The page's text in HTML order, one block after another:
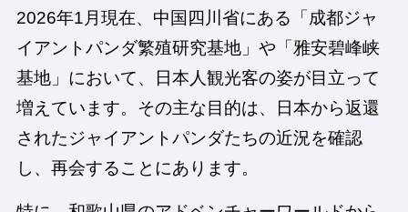
2026年1月現在、中国四川省にある「成都ジャ
イアントパンダ繁殖研究基地」や「雅安碧峰峡
基地」において、日本人観光客の姿が目立って
増えています。その主な目的は、日本から返還
されたジャイアントパンダたちの近況を確認
し、再会することにあります。